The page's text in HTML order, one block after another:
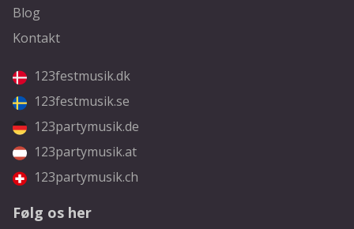
Blog
Kontakt
123festmusik.dk
123festmusik.se
123partymusik.de
123partymusik.at
123partymusik.ch
Følg os her